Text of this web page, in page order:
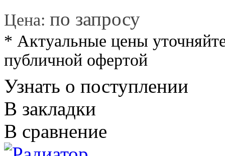
Цена: по запросу
* Актуальные цены
публичной офертой
Узнать о поступлении
В закладки
В сравнение